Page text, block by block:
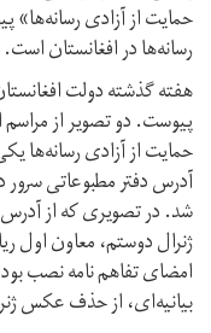
حمایت از آزادی رسانه‌ها»
رسانه‌ها در افغانستان است.
هفته گذشته دولت
پیوست. دو تصویر از
حمایت از آزادی رسانه‌ها
آدرس دفتر مطبوعاتی
شد. در تصویری که از
ژنرال دوستم، معاون اول
امضای تفاهم نامه نصب
بیانیه‌ای، از حذف عکس